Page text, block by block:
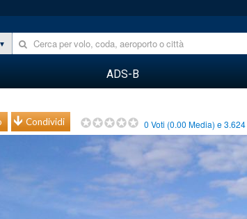
ADS-B
Condividi 0 Voti (0.00 Media) e3.624